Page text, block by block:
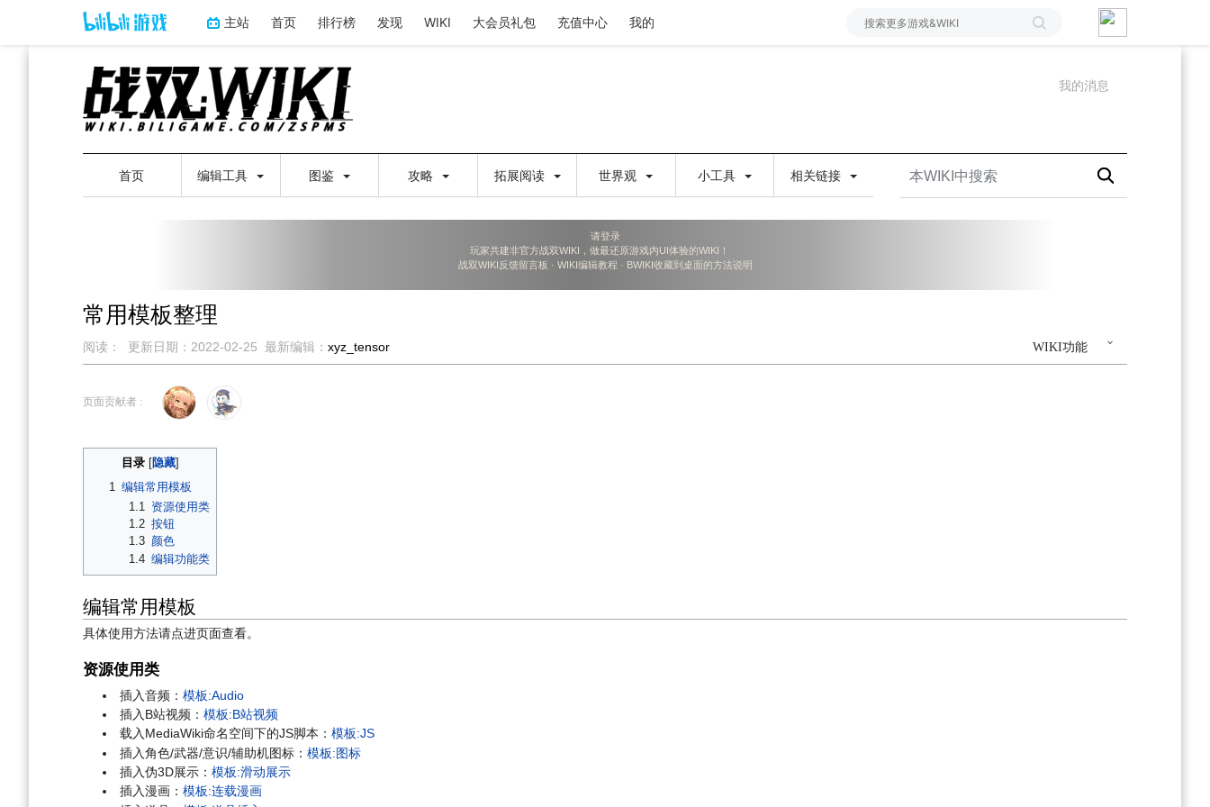
主站 首页 排行榜 发现 WIKI 大会员礼包 充值中心 我的
我的消息
首页 编辑工具 图鉴 攻略 拓展阅读 世界观 小工具 相关链接
请登录
玩家共建非官方战双WIKI，做最还原游戏内UI体验的WIKI！
战双WIKI反馈留言板 · WIKI编辑教程 · BWIKI收藏到桌面的方法说明
常用模板整理
WIKI功能
阅读： 更新日期： 2022-02-25 最新编辑： xyz_tensor
到
到
页面贡献者 :
目录
1
编辑常用模板
1.1
资源使用类
1.2 按钮
1.3 颜色
1.4 编辑功能类
编辑常用模板
具体使用方法请点进页面查看。
资源使用类
插入音频：模板:Audio
插入B站视频：模板:B站视频
载入MediaWiki命名空间下的JS脚本：模板:JS
插入角色/武器/意识/辅助机图标：模板:图标
插入伪3D展示：模板:滑动展示
插入漫画：模板:连载漫画